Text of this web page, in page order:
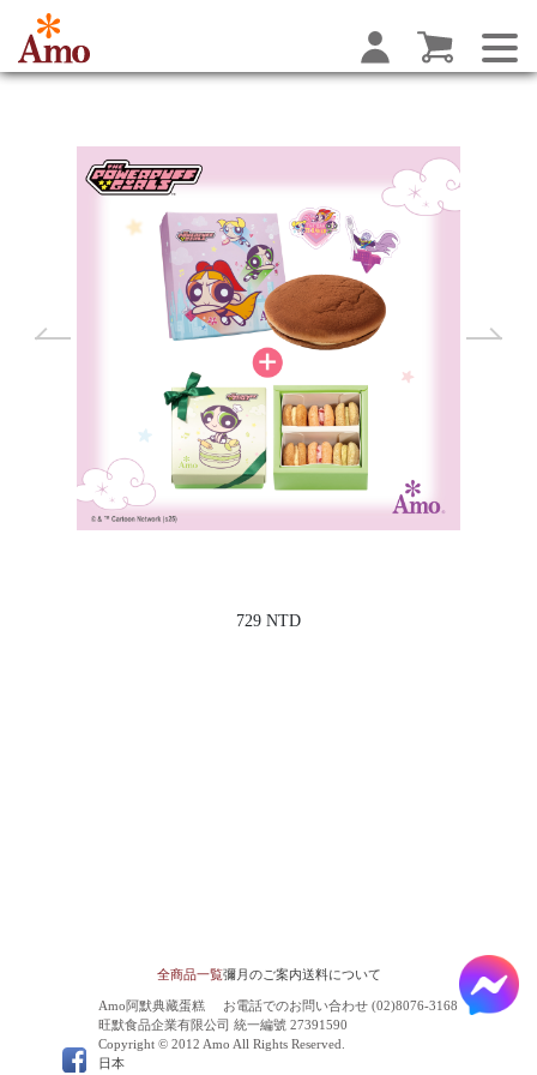
729 NTD
全商品一覧彌月のご案内送料について
Amo阿默典藏蛋糕
お電話でのお問い合わせ (02)8076-3168
旺默食品企業有限公司 統一編號 27391590
Copyright © 2012 Amo All Rights Reserved.
日本